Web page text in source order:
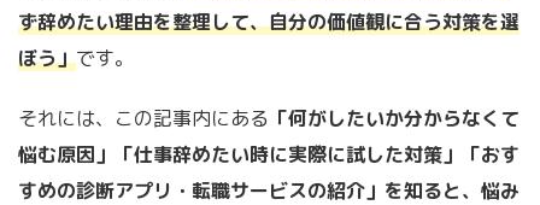
ず辞めたい理由を整理して、自分の価値観に合う対策を選
ぼう」です。
それには、この記事内にある 「何がしたいか分からなくて
悩む原因」「仕事辞めたい時に実際に試した対策」「おす
すめの診断アプリ・転職サービスの紹介」を知ると、悩み